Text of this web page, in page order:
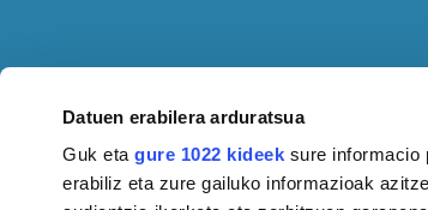
Datuen erabilera arduratsua
Guk etagure 1022 kideek sure informacio
erabiliz eta zure gailuko informazioak